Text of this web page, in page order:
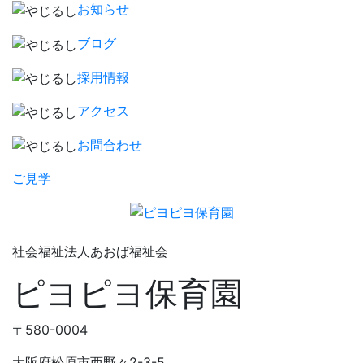
お知らせ
ブログ
採用情報
アクセス
お問合わせ
ご見学
社会福祉法人あおば福祉会
ピヨピヨ保育園
〒580-0004